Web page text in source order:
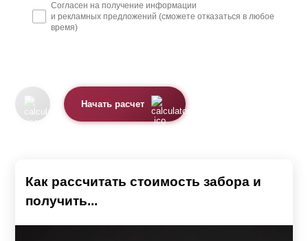
Согласен на получение информации
и рекламных предложений (сможете отказаться в любое
время)
Начать расчет
Как рассчитать стоимость забора и
получить...